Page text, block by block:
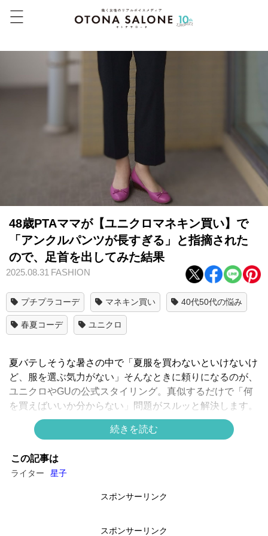
48歳PTAママが【ユニクロマネキン買い】で
「アンクルパンツが長すぎる」と指摘された
ので、足首を出してみた結果
2025.08.31 FASHION
プチプラコーデ マネキン買い 40代50代の悩み
春夏コーデ ユニクロ
夏バテしそうな暑さの中で「夏服を買わないといけないけ
ど、服を選ぶ気力がない」そんなときに頼りになるのが、
ユニクロやGUの公式スタイリング。真似するだけで「何
を買えばいいか分からない」問題がスルッと解決します。
まで……日々「決断すべきこと」に追われ、脳が疲れがち
になることも……。一説によると、スティーブ・ジョブズ
「決断の回数を減らすため」とも言われています。
続きを読む
この記事は
ライター 星子
スポンサーリンク
スポンサーリンク